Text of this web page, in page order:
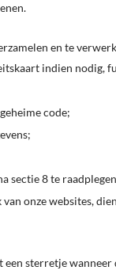
en te
indien nodig,
code;
sectie 8 te
onze websites,
sterretje